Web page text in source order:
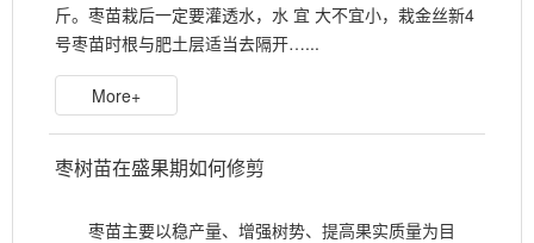
斤。枣苗栽后一定要灌透水，水 宜 大不宜小，栽金丝新4
号枣苗时根与肥土层适当去隔开…...
More+
枣树苗在盛果期如何修剪
枣苗主要以稳产量、增强树势、提高果实质量为目